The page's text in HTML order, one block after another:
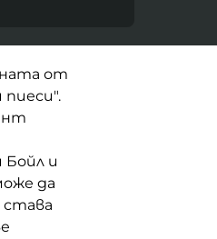
от
Бойл и
да
става